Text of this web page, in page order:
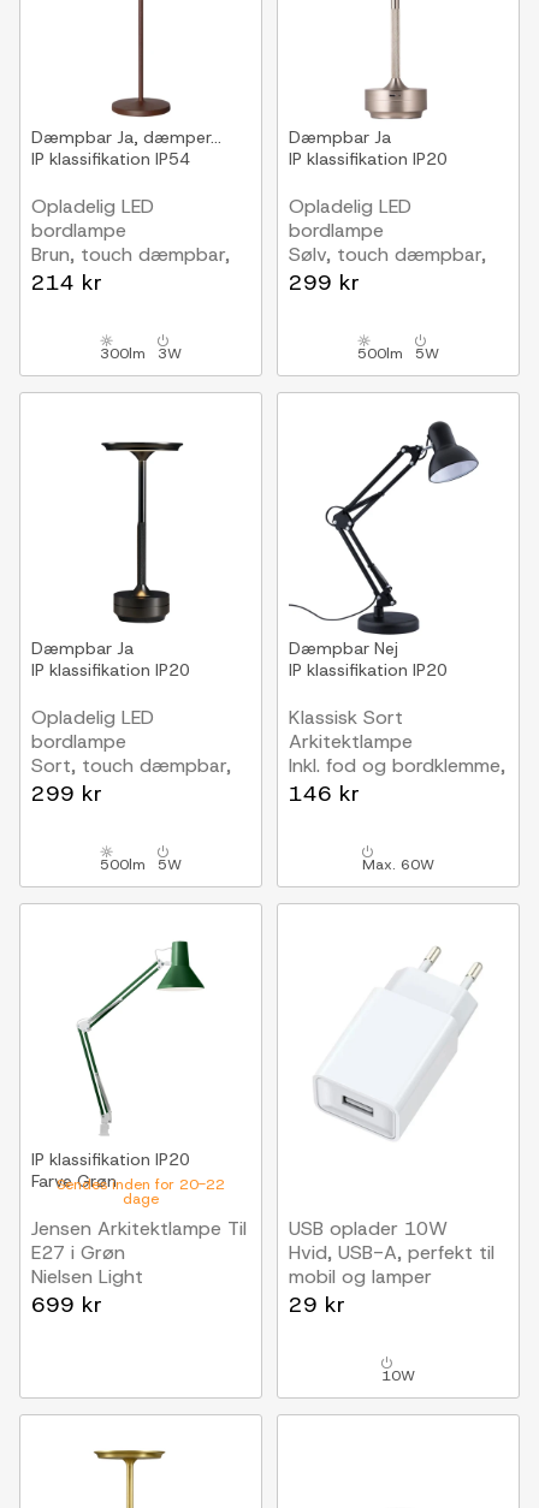
Dæmpbar Ja, dæmper...
IP klassifikation IP54
Opladelig LED
bordlampe
Brun, touch dæmpbar,
IP54
214 kr
300lm 3W
Dæmpbar Ja
IP klassifikation IP20
Opladelig LED
bordlampe
Sølv, touch dæmpbar,
CCT, IP20
299 kr
500lm 5W
Dæmpbar Ja
IP klassifikation IP20
Opladelig LED
bordlampe
Sort, touch dæmpbar,
CCT, IP20
299 kr
500lm 5W
Dæmpbar Nej
IP klassifikation IP20
Klassisk Sort
Arkitektlampe
Inkl. fod og bordklemme,
E27 fatning, Uden
146 kr
Max. 60W
Sendes inden for 20-22
dage
IP klassifikation IP20
FarveGrøn
Jensen Arkitektlampe Til
E27 i Grøn
Nielsen Light
699 kr
USB oplader 10W
Hvid, USB-A, perfekt til
mobil og lamper
29 kr
10W